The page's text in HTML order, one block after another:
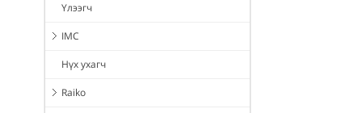
Үлээгч
IMC
Нүх ухагч
Raiko